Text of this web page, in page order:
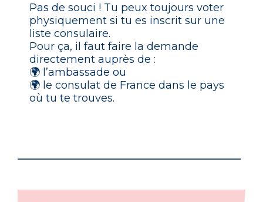
Pas de souci ! Tu peux toujours voter
physiquement si tu es inscrit sur une
liste consulaire.
Pour ça, il faut faire la demande
directement auprès de :
🌍 l’ambassade ou
🌍 le consulat de France dans le pays
où tu te trouves.